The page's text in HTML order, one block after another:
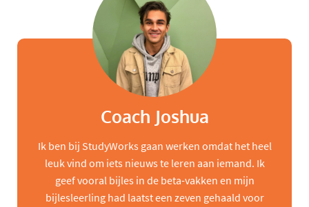
Coach Joshua
Ik ben bij StudyWorks gaan werken omdat het heel
leuk vind om iets nieuws te leren aan iemand. Ik
geef vooral bijles in de beta-vakken en mijn
bijlesleerling had laatst een zeven gehaald voor